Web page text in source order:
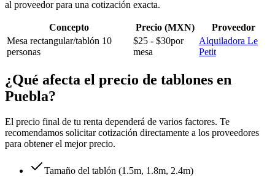
al proveedor para una cotización exacta.
Concepto Precio (MXN)
Proveedor
Mesa rectangular/tablón 10
personas
$25 - $30por
mesa
Alquiladora Le
Petit
¿Qué afecta el precio de tablones en
Puebla?
El precio final de tu renta dependerá de varios factores. Te
recomendamos solicitar cotización directamente a los proveedores
para obtener el mejor precio.
Tamaño del tablón (1.5m, 1.8m, 2.4m)